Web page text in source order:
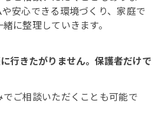
安心できる環境づくり、家庭で
に整理していきます。
行きたがりません。保護者だけで
ご相談いただくことも可能で